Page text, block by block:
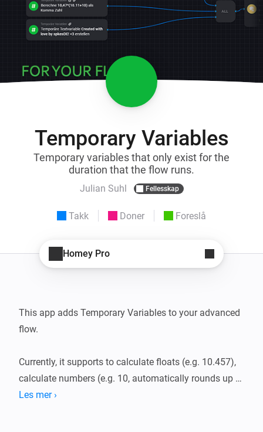
Temporary Variables
Temporary variables that only exist for the
duration that the flow runs.
Julian Suhl Fellesskap
Takk Doner Foreslå
Homey Pro
This app adds Temporary Variables to your advanced
flow.
Currently, it supports to calculate floats (e.g. 10.457),
calculate numbers (e.g. 10, automatically rounds up or
down), simple number, simple string, simple boolean
Les mer ›